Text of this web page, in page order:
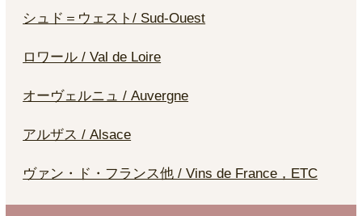
シュド＝ウェスト/ Sud-Ouest
ロワール / Val de Loire
オーヴェルニュ / Auvergne
アルザス / Alsace
ヴァン・ド・フランス他 / Vins de France，ETC